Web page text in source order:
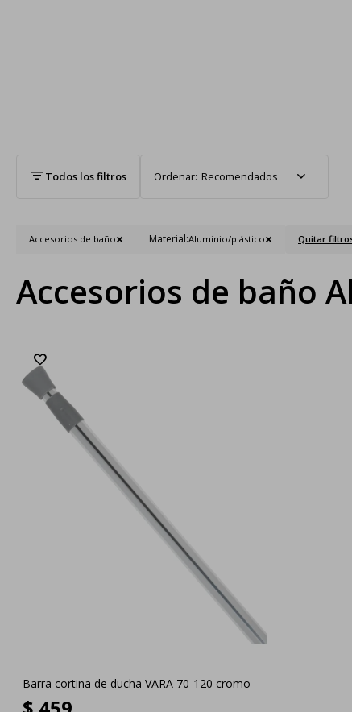
Recomendados
Accesorios de baño Material:Aluminio/plástico Quitar
Accesorios de baño
Barra cortina de ducha VARA 70-120 cromo